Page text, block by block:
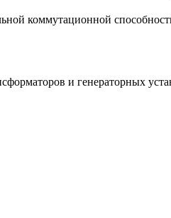
коммутационной
и генераторных